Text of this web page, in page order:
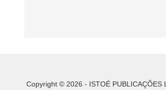
Copyright © 2026 - ISTOÉ PUBLICAÇÕES